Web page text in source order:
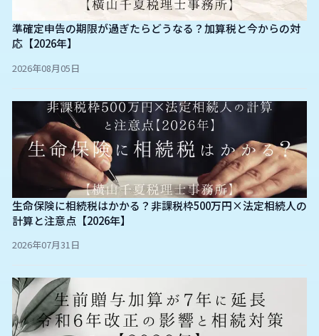
準確定申告の期限が過ぎたらどうなる？加算税と今からの対
応【2026年】
2026年08月05日
生命保険に相続税はかかる？非課税枠500万円×法定相続人の
計算と注意点【2026年】
2026年07月31日